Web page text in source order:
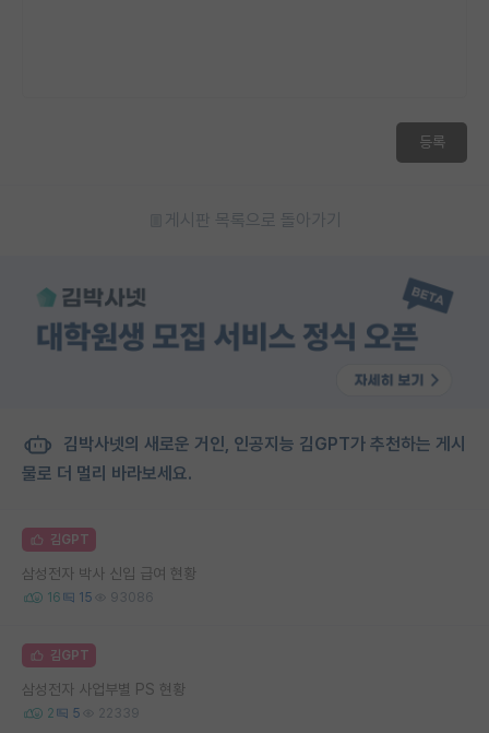
등록
게시판 목록으로 돌아가기
김박사넷의 새로운 거인, 인공지능 김GPT가 추천하는 게시
물로 더 멀리 바라보세요.
김GPT
삼성전자 박사 신입 급여 현황
16 15 93086
김GPT
삼성전자 사업부별 PS 현황
2 5 22339